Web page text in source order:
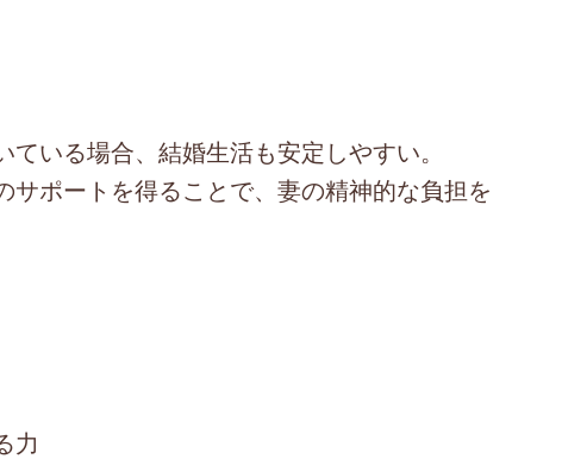
いる場合、結婚生活も安定しやすい。
ポートを得ることで、妻の精神的な負担を
力